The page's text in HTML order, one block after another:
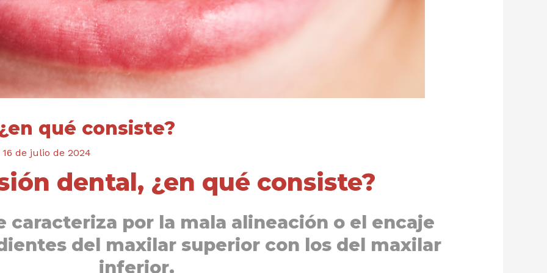
qué consiste?
16 de julio de 2024
dental, ¿en qué consiste?
caracteriza por la mala alineación o el encaje
del maxilar superior con los del maxilar
inferior.